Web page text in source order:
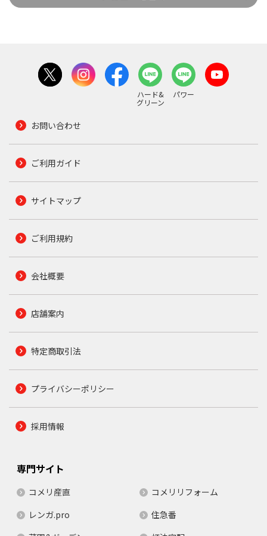
ハード&
グリーン
パワー
お問い合わせ
ご利用ガイド
サイトマップ
ご利用規約
会社概要
店舗案内
特定商取引法
プライバシーポリシー
採用情報
専門サイト
コメリ産直
コメリリフォーム
レンガ.pro
住急番